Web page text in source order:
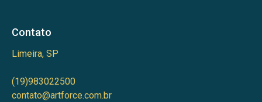
Contato
Limeira, SP
(19)983022500
contato@artforce.com.br